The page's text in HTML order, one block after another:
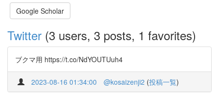
Google Scholar
Twitter (3 users, 3 posts, 1 favorites)
ブクマ用 https://t.co/NdYOUTUuh4
2023-08-16 01:34:00 @kosaizenji2 (投稿一覧)